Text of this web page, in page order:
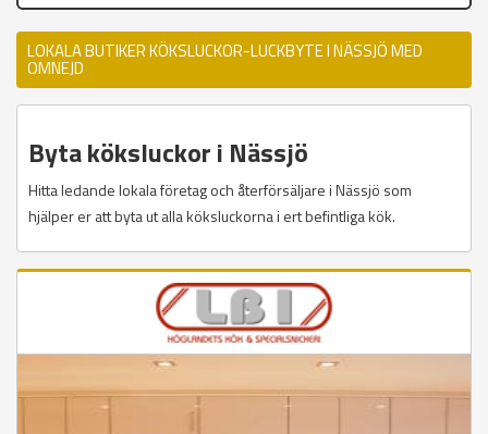
LOKALA BUTIKER KÖKSLUCKOR-LUCKBYTE I NÄSSJÖ MED
OMNEJD
Byta köksluckor i Nässjö
Hitta ledande lokala företag och återförsäljare i Nässjö som
hjälper er att byta ut alla köksluckorna i ert befintliga kök.